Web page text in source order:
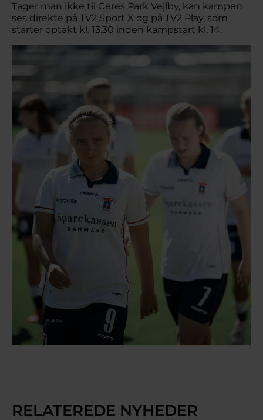
Tager man ikke til Ceres Park Vejlby, kan kampen
ses direkte på TV2 Sport X og på TV2 Play, som
starter optakt kl. 13.30 inden kampstart kl. 14.
RELATEREDE NYHEDER